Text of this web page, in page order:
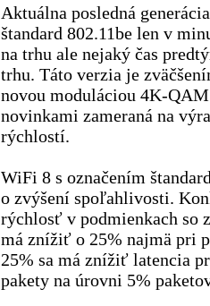
Aktuálna posledná
štandard 802.11be len v
na trhu ale nejaký čas
trhu. Táto verzia je
novou moduláciou 4K-
novinkami zameraná na
rýchlostí.
WiFi 8 s označením
o zvýšení spoľahlivosti.
rýchlosť v podmienkach so
má znížiť o 25% najmä pri
25% sa má znížiť latencia
pakety na úrovni 5%